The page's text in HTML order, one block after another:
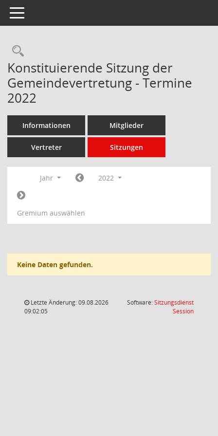
Toggle navigation
Rechercheauswahl
Konstituierende Sitzung der
Gemeindevertretung - Termine
2022
Informationen Mitglieder
Vertreter Sitzungen
Jahr 2022
Gremium auswählen
Keine Daten gefunden.
Letzte Änderung: 09.08.2026
09:02:05
Software:Sitzungsdienst
Session(Wird in